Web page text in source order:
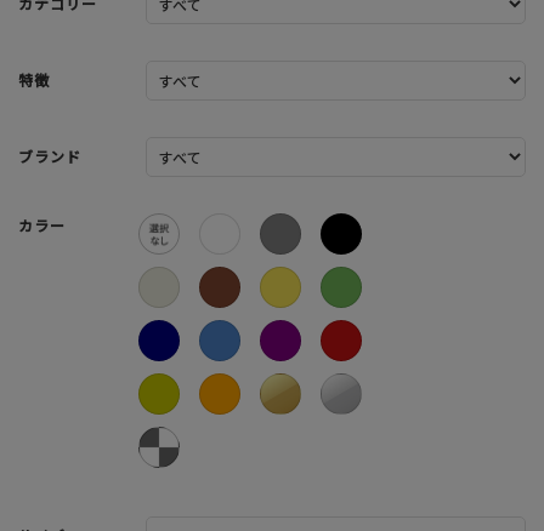
特徴
ブランド
カラー